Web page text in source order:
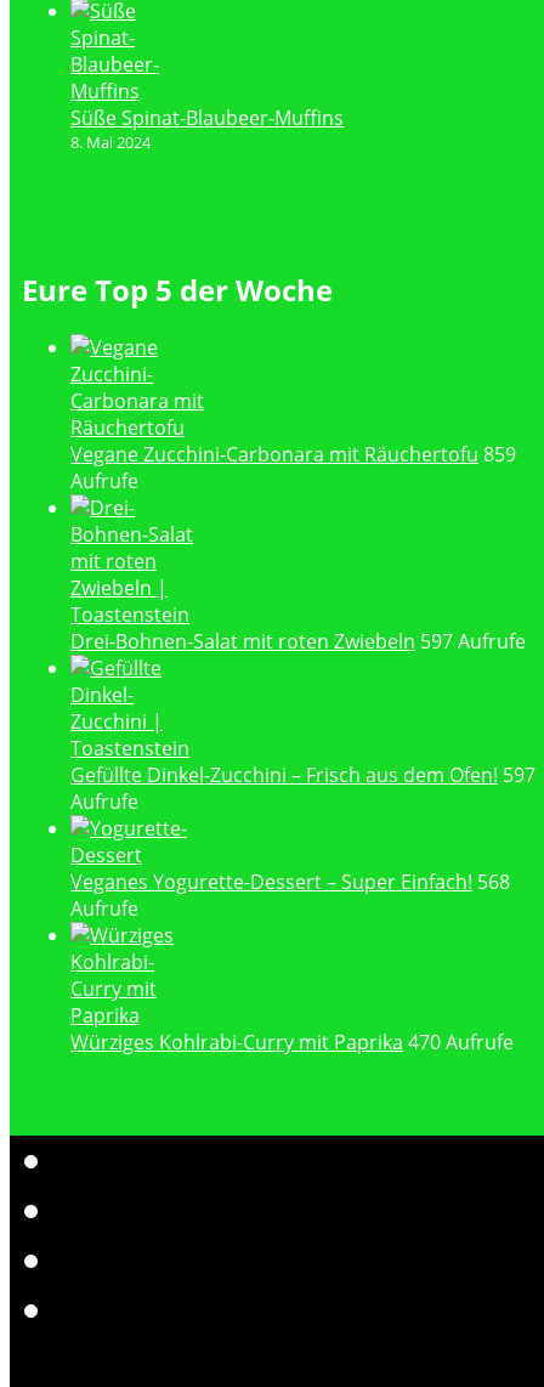
Süße Spinat-Blaubeer-Muffins
8. Mai 2024
Eure Top 5 der Woche
Vegane Zucchini-Carbonara mit Räuchertofu 859
Aufrufe
Drei-Bohnen-Salat mit roten Zwiebeln 597 Aufrufe
Gefüllte Dinkel-Zucchini – Frisch aus dem Ofen! 597
Aufrufe
Veganes Yogurette-Dessert – Super Einfach! 568
Aufrufe
Würziges Kohlrabi-Curry mit Paprika 470 Aufrufe